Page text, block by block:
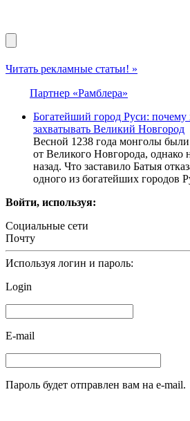
Читать рекламные статьи! »
Партнер «Рамблера»
Богатейший город Руси: почему
захватывать Великий Новгород
Весной 1238 года монголы были
от Великого Новгорода, однако
назад. Что заставило Батыя
одного из богатейших городов
Войти, используя:
Социальные сети
Почту
Используя логин и пароль:
Login
E-mail
Пароль будет отправлен вам на e-mail.